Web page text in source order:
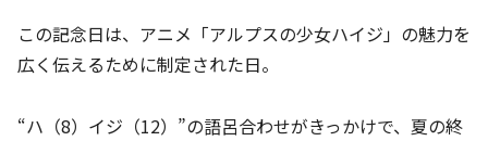
この記念日は、アニメ「アルプスの少女ハイジ」の魅力を
広く伝えるために制定された日。
“ハ（8）イジ（12）”の語呂合わせがきっかけで、夏の終